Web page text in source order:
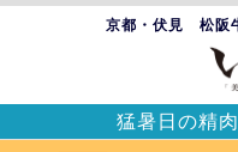
京都・伏見 松阪
猛暑日の精